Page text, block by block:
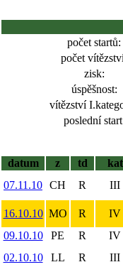
počet startů:
počet
zisk:
úspěšnost:
vítězství
poslední
datum
z td kat
07.11.10 CH R III
16.10.10 MO R IV
09.10.10
PE R IV
02.10.10
LL R III